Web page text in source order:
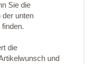
Sie die
der unten
die
und